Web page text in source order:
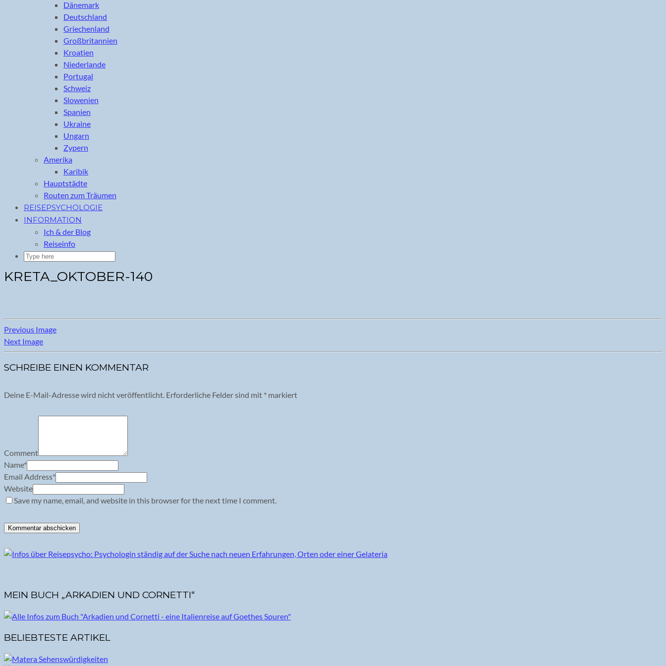
Dänemark
Deutschland
Griechenland
Großbritannien
Kroatien
Niederlande
Portugal
Schweiz
Slowenien
Spanien
Ukraine
Ungarn
Zypern
Amerika
Karibik
Hauptstädte
Routen zum Träumen
REISEPSYCHOLOGIE
INFORMATION
Ich & der Blog
Reiseinfo
KRETA_OKTOBER-140
Previous Image
Next Image
SCHREIBE EINEN KOMMENTAR
Deine E-Mail-Adresse wird nicht veröffentlicht. Erforderliche Felder sind mit * markiert
Comment
Name*
Email Address*
Website
Save my name, email, and website in this browser for the next time I comment.
MEIN BUCH „ARKADIEN UND CORNETTI“
BELIEBTESTE ARTIKEL